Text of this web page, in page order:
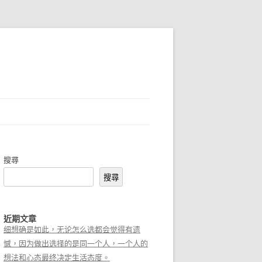
搜尋
搜尋
近期文章
细想确是如此，无论怎么选都会觉得有遗
憾，因为做出选择的是同一个人，一个人的
想法和心态最终决定生活态度。